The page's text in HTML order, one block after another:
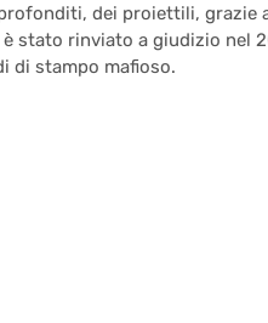
dei proiettili, grazie
è stato rinviato a giudizio nel
di stampo mafioso.